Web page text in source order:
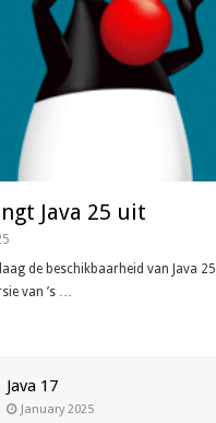
Java 25 uit
de beschikbaarheid van Java
van ’s …
Java 17
January 2025